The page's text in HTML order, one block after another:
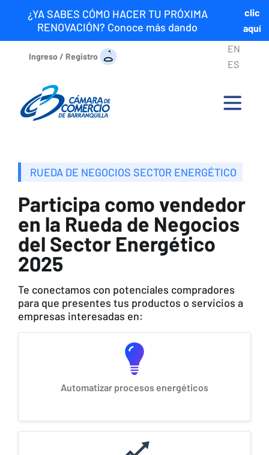
¿YA SABES CÓMO HACER TU PRÓXIMA
RENOVACIÓN? Conoce más dando
clic
aquí
Ingreso / Registro
EN
ES
RUEDA DE NEGOCIOS SECTOR ENERGÉTICO
Participa como vendedor
en la Rueda de Negocios
del Sector Energético
2025
Te conectamos con potenciales compradores
para que presentes tus productos o servicios a
empresas interesadas en:
Automatizar procesos energéticos